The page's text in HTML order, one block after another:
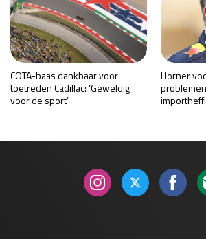
COTA-baas dankbaar voor
toetreden Cadillac: ‘Geweldig
voor de sport’
Horner